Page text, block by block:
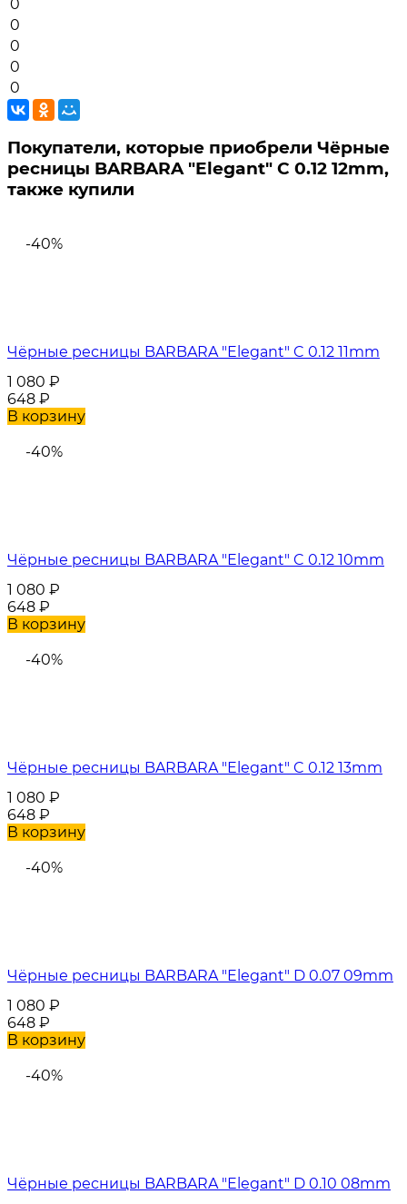
0
0
0
0
0
Покупатели, которые приобрели Чёрные
ресницы BARBARA "Elegant" C 0.12 12mm,
также купили
-40%
Чёрные ресницы BARBARA "Elegant" C 0.12 11mm
1 080 ₽
648 ₽
В корзину
-40%
Чёрные ресницы BARBARA "Elegant" C 0.12 10mm
1 080 ₽
648 ₽
В корзину
-40%
Чёрные ресницы BARBARA "Elegant" C 0.12 13mm
1 080 ₽
648 ₽
В корзину
-40%
Чёрные ресницы BARBARA "Elegant" D 0.07 09mm
1 080 ₽
648 ₽
В корзину
-40%
Чёрные ресницы BARBARA "Elegant" D 0.10 08mm